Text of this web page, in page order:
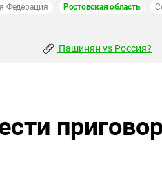
Федерация Ростовская область
Пашинян vs Россия?